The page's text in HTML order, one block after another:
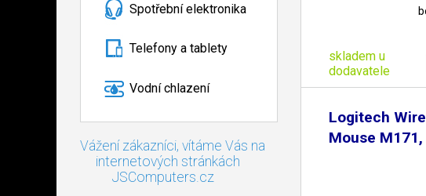
Spotřební elektronika
Telefony a tablety
Vodní chlazení
Vážení zákazníci, vítáme Vás na
internetových stránkách
JSComputers.cz
skladem u
dodavatele
Logitech
Mouse